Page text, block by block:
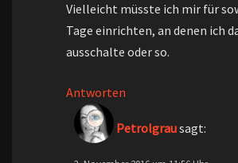
Vielleicht müsste ich mir für
Tage einrichten, an denen ich
ausschalte oder so.
Antworten
Petrolgrausagt: